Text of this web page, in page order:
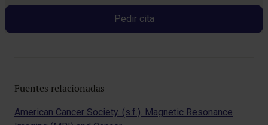
Pedir cita
Fuentes relacionadas
American Cancer Society. (s.f.). Magnetic Resonance